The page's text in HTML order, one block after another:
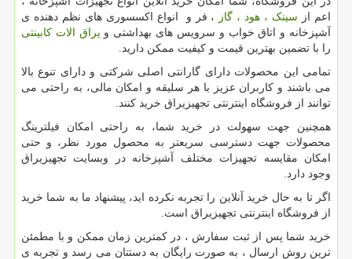
اعم از سینک ، هود ، گاز
، فر و انواع اکسسوری های نظم دهنده ی
آشپزخانه و اتاق خواب و سرویس های بهداشتی و یراق الات کابینتی
را با تضمین بهترین قیمت و کیفیت ممکن دارید.
تمامی این محصولات دارای گارانتی اصلی شرکتی و دارای تنوع بالا
می باشند و کاربران عزیز با هر سلیقه و امکان مالی، به راحتی می
توانند از فروشگاه اینترنتی تجهیزیراق خرید کنند.
همچنین جهت سهولت در خرید شما، به راحتی امکان فیلترینگ
محصولات جهت دسترسی سریعتر به محصول مورد نظر، و حتی
امکان مقایسه تجهیزات مختلف آشپزخانه در وبسایت تجهیزیراق
وجود دارد.
اگر تا به حال خرید آنلاین را تجربه نکرده اید، پیشنهاد ما به شما خرید
از فروشگاه اینترنتی تجهیزیراق است.
خرید شما پس از ثبت سفارش ، در کمترین زمان ممکن و با مطمئن
ترین روش ارسال ، به صورت رایگان به دستتان می رسد و تجربه ی